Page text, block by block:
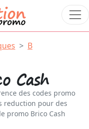
B
Cash
des codes promo
reduction pour des
promo Brico Cash